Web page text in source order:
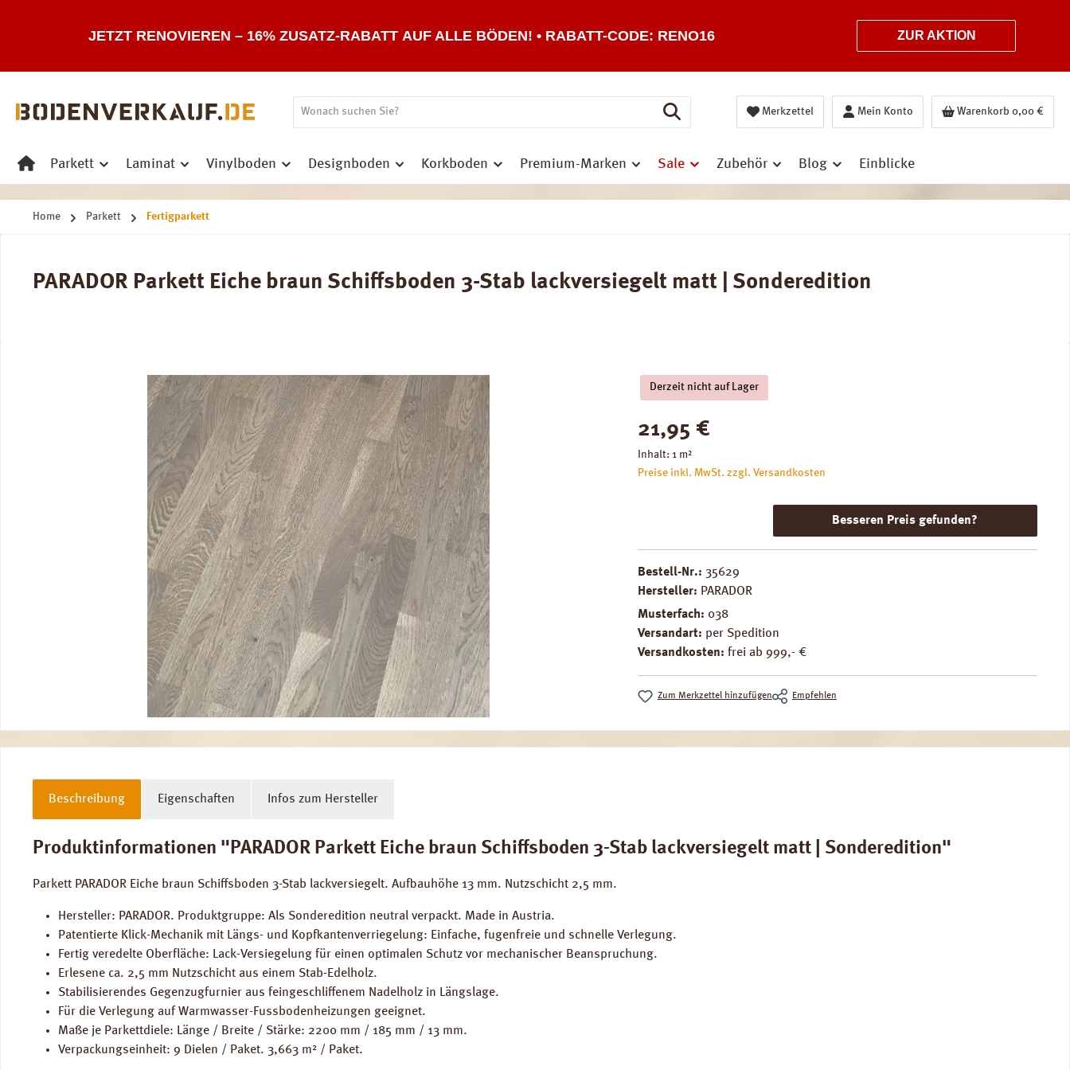
JETZT RENOVIEREN – 16% ZUSATZ-RABATT AUF ALLE BÖDEN! • RABATT-CODE: RENO16 ZUR AKTION
Merkzettel Mein Konto Warenkorb 0,00 €
Parkett Laminat Vinylboden Designboden Korkboden Premium-Marken Sale Zubehör Blog Einblicke
Home Parkett Fertigparkett
PARADOR Parkett Eiche braun Schiffsboden 3-Stab lackversiegelt matt | Sonderedition
Bildergalerie überspringen Derzeit nicht auf Lager
Regulärer Preis:
21,95 €
Inhalt: 1 m²
Preise inkl. MwSt. zzgl. Versandkosten
Besseren Preis gefunden?
Bestell-Nr.: 35629
Hersteller: PARADOR
Musterfach: 038
Versandart: per Spedition
Versandkosten: frei ab 999,- €
Zum Merkzettel hinzufügen Empfehlen
Beschreibung Eigenschaften Infos zum Hersteller
Produktinformationen "PARADOR Parkett Eiche braun Schiffsboden 3-Stab lackversiegelt matt | Sonderedition"
Parkett PARADOR Eiche braun Schiffsboden 3-Stab lackversiegelt. Aufbauhöhe 13 mm. Nutzschicht 2,5 mm.
Hersteller: PARADOR. Produktgruppe: Als Sonderedition neutral verpackt. Made in Austria.
Patentierte Klick-Mechanik mit Längs- und Kopfkantenverriegelung: Einfache, fugenfreie und schnelle Verlegung.
Fertig veredelte Oberfläche: Lack-Versiegelung für einen optimalen Schutz vor mechanischer Beanspruchung.
Erlesene ca. 2,5 mm Nutzschicht aus einem Stab-Edelholz.
Stabilisierendes Gegenzugfurnier aus feingeschliffenem Nadelholz in Längslage.
Für die Verlegung auf Warmwasser-Fussbodenheizungen geeignet.
Maße je Parkettdiele: Länge / Breite / Stärke: 2200 mm / 185 mm / 13 mm.
Verpackungseinheit: 9 Dielen / Paket. 3,663 m² / Paket.